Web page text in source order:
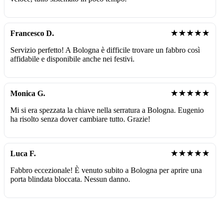
Francesco D. ★★★★★
Servizio perfetto! A Bologna è difficile trovare un fabbro così
affidabile e disponibile anche nei festivi.
Monica G. ★★★★★
Mi si era spezzata la chiave nella serratura a Bologna. Eugenio
ha risolto senza dover cambiare tutto. Grazie!
Luca F. ★★★★★
Fabbro eccezionale! È venuto subito a Bologna per aprire una
porta blindata bloccata. Nessun danno.